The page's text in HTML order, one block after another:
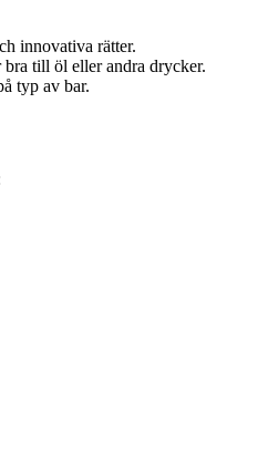
innovativa rätter.
bra till öl eller andra drycker.
typ av bar.